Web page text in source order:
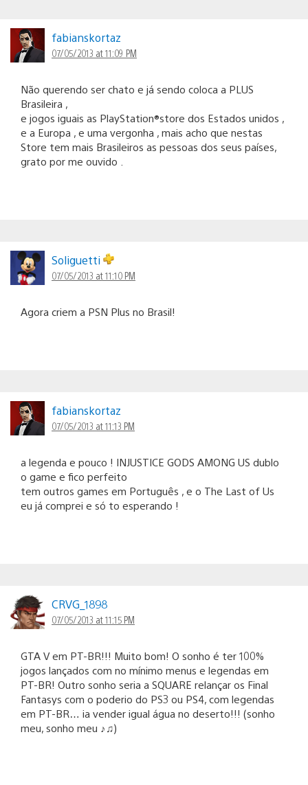
fabianskortaz
07/05/2013 at 11:09 PM
Não querendo ser chato e já sendo coloca a PLUS
Brasileira ,
e jogos iguais as PlayStation®store dos Estados unidos ,
e a Europa , e uma vergonha , mais acho que nestas
Store tem mais Brasileiros as pessoas dos seus países,
grato por me ouvido .
Soliguetti
07/05/2013 at 11:10 PM
Agora criem a PSN Plus no Brasil!
fabianskortaz
07/05/2013 at 11:13 PM
a legenda e pouco ! INJUSTICE GODS AMONG US dublo
o game e fico perfeito
tem outros games em Português , e o The Last of Us
eu já comprei e só to esperando !
CRVG_1898
07/05/2013 at 11:15 PM
GTA V em PT-BR!!! Muito bom! O sonho é ter 100%
jogos lançados com no mínimo menus e legendas em
PT-BR! Outro sonho seria a SQUARE relançar os Final
Fantasys com o poderio do PS3 ou PS4, com legendas
em PT-BR… ia vender igual água no deserto!!! (sonho
meu, sonho meu ♪♫)